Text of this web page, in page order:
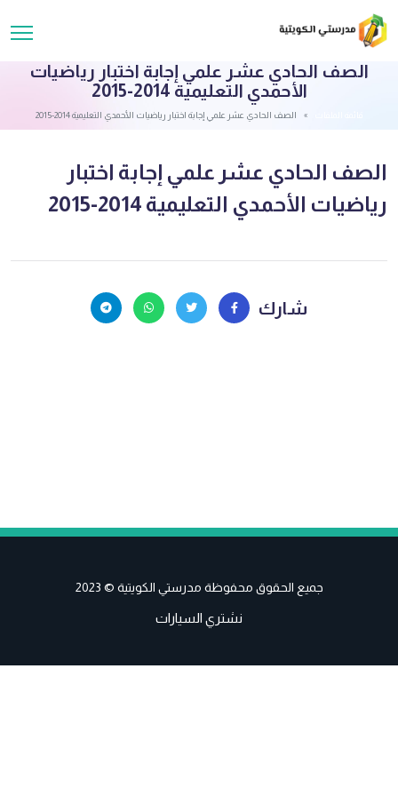
الصف الحادي عشر علمي إجابة اختبار رياضيات
الأحمدي التعليمية 2014-2015
الصف الحادي عشر علمي إجابة اختبار رياضيات الأحمدي التعليمية 2014-2015
الصف الحادي عشر علمي إجابة اختبار
رياضيات الأحمدي التعليمية 2014-2015
شارك
جميع الحقوق محفوظة مدرستي الكويتية © 2023
نشتري السيارات